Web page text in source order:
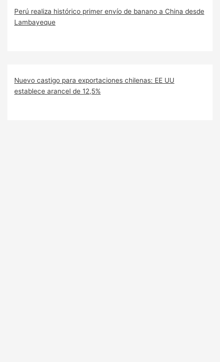
Perú realiza histórico primer envío de banano a China desde
Lambayeque
Nuevo castigo para exportaciones chilenas: EE UU
establece arancel de 12,5%